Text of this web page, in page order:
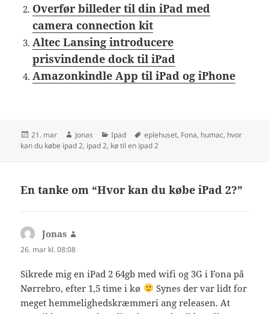
Overfør billeder til din iPad med
camera connection kit
Altec Lansing introducere
prisvindende dock til iPad
Amazonkindle App til iPad og iPhone
Udgivet
i
21. mar Forfatter
Jonas Kategorier
Ipad Tags
eplehuset, Fona, humac, hvor
kan du købe ipad 2, ipad 2, kø til en ipad 2
En tanke om “Hvor kan du købe iPad 2?”
Jonas
26. mar kl. 08:08
Sikrede mig en iPad 2 64gb med wifi og 3G i Fona på
Nørrebro, efter 1,5 time i kø
Synes der var lidt for
meget hemmelighedskræmmeri ang releasen. At